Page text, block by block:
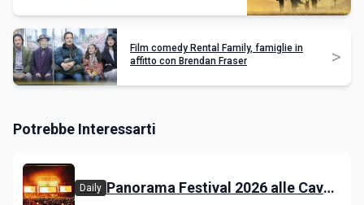
Film comedy Rental Family, famiglie in
affitto con Brendan Fraser
>
Potrebbe Interessarti
Daily Panorama Festival 2026 alle Cave